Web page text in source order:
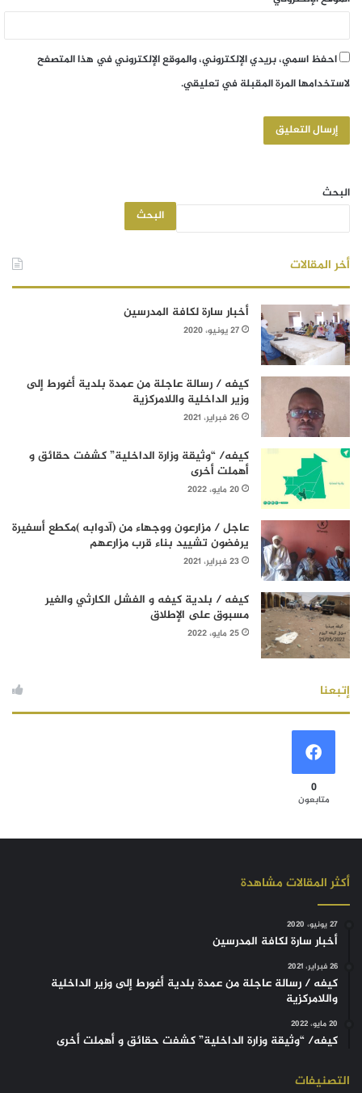
احفظ اسمي، بريدي الإلكتروني، والموقع الإلكتروني في هذا المتصفح
لاستخدامها المرة المقبلة في تعليقي.
البحث
البحث
أخر المقالات
أخبار سارة لكافة المدرسين
27 يونيو، 2020
كيفه / رسالة عاجلة من عمدة بلدية أغورط إلى
وزير الداخلية واللامركزية
26 فبراير، 2021
كيفه/ “وثيقة وزارة الداخلية” كشفت حقائق و
أهملت أخرى
20 مايو، 2022
عاجل / مزارعون ووجهاء من (آدوابه )مكطع أسفيرة
يرفضون تشييد بناء قرب مزارعهم
23 فبراير، 2021
كيفه / بلدية كيفه و الفشل الكارثي والغير
مسبوق على الإطلاق
25 مايو، 2022
إتبعنا
0
متابعون
أكثر المقالات مشاهدة
27 يونيو، 2020
أخبار سارة لكافة المدرسين
26 فبراير، 2021
كيفه / رسالة عاجلة من عمدة بلدية أغورط إلى وزير الداخلية
واللامركزية
20 مايو، 2022
كيفه/ “وثيقة وزارة الداخلية” كشفت حقائق و أهملت أخرى
التصنيفات